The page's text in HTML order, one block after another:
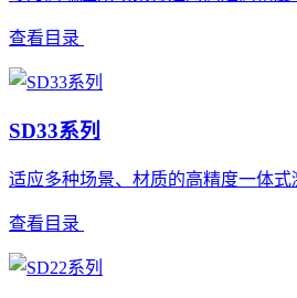
查看目录
SD33系列
适应多种场景、材质的高精度一体
查看目录